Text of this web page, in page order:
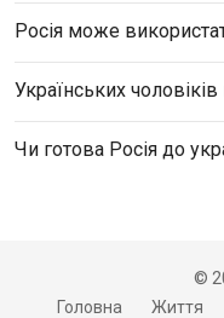
Росія може
Українських
Чи готова Росія до
©
Головна
Життя